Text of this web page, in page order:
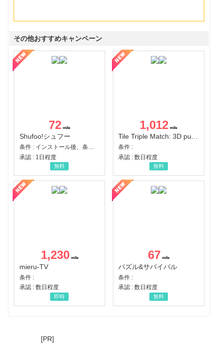
その他おすすめキャンペーン
72
Shufoo!シュフー
条件 : インストール後、条件達成
承認 : 1日程度
無料
1,012
Tile Triple Match: 3D puzzle
条件 :
承認 : 数日程度
無料
1,230
mieru-TV
条件 :
承認 : 数日程度
即時
67
パズル&サバイバル
条件 :
承認 : 数日程度
無料
[PR]